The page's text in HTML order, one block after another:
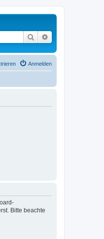
Suche
Anmelden
Bitte beachte